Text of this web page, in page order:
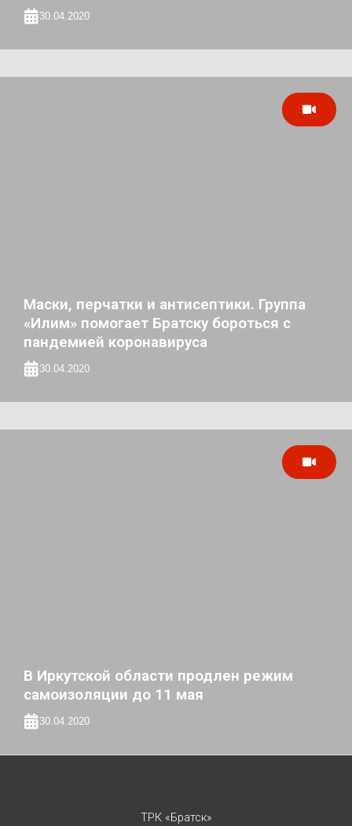
30.04.2020
Маски, перчатки и антисептики. Группа
«Илим» помогает Братску бороться с
пандемией коронавируса
30.04.2020
В Иркутской области продлен режим
самоизоляции до 11 мая
30.04.2020
ТРК «Братск»